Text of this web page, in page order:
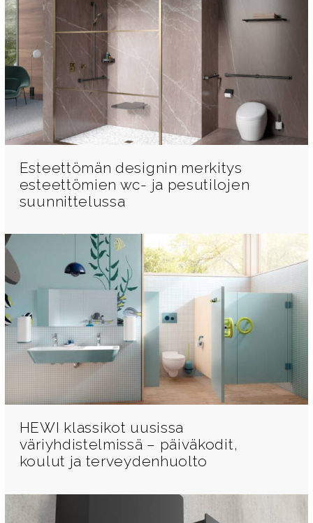
Esteettömän designin merkitys
esteettömien wc- ja pesutilojen
suunnittelussa
HEWI klassikot uusissa
väriyhdistelmissä – päiväkodit,
koulut ja terveydenhuolto